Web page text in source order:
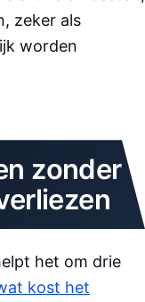
zeker als
worden
zonder
het om drie
kost het